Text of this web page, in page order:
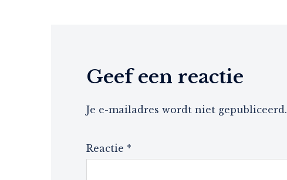
Geef een reactie
Je e-mailadres wordt niet gepubliceerd.
Reactie *